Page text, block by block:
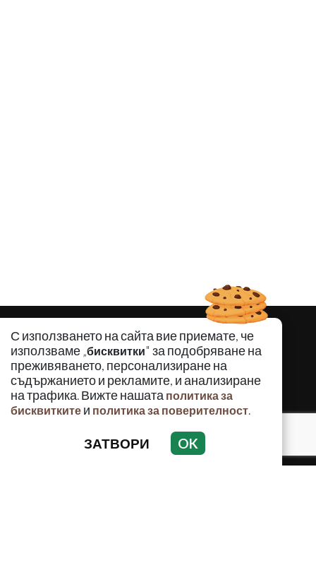
С използването на сайта вие приемате, че
използваме „бисквитки" за подобряване на
преживяването, персонализиране на
съдържанието и рекламите, и анализиране
на трафика. Вижте нашата политика за
бисквитките и политика за поверителност.
ЗАТВОРИ OK